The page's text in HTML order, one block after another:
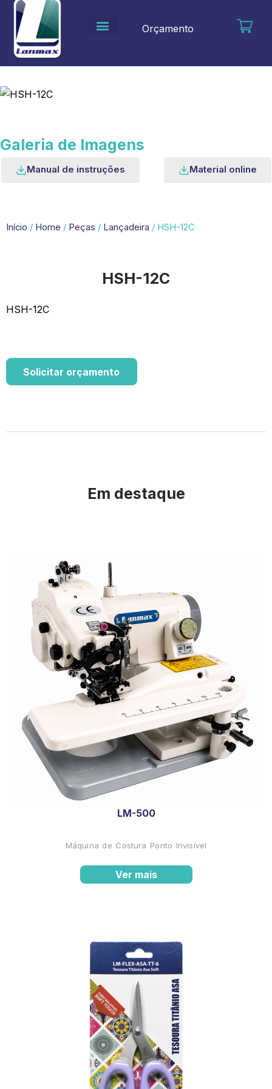
para
conteúdo
Orçamento
Galeria de Imagens
Manual de instruções Material online
Início / Home / Peças / Lançadeira / HSH-12C
HSH-12C
HSH-12C
Solicitar orçamento
Em destaque
LM-500
Máquina de Costura Ponto Invisível
Ver mais